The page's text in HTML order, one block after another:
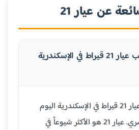
عن عيار 21
كم سعر الذهب عيار 21 قيراط في الإسكندرية
سعر جرام الذهب عيار 21 قيراط في الإسكندرية اليوم
هو 5960 جنيه مصري. عيار 21 هو الأكثر شيوعاً في